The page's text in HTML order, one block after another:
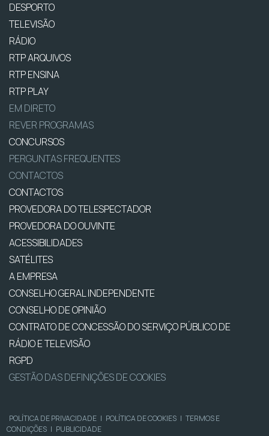
DESPORTO
TELEVISÃO
RÁDIO
RTP ARQUIVOS
RTP ENSINA
RTP PLAY
EM DIRETO
REVER PROGRAMAS
CONCURSOS
PERGUNTAS FREQUENTES
CONTACTOS
CONTACTOS
PROVEDORA DO TELESPECTADOR
PROVEDORA DO OUVINTE
ACESSIBILIDADES
SATÉLITES
A EMPRESA
CONSELHO GERAL INDEPENDENTE
CONSELHO DE OPINIÃO
CONTRATO DE CONCESSÃO DO SERVIÇO PÚBLICO DE
RÁDIO E TELEVISÃO
RGPD
GESTÃO DAS DEFINIÇÕES DE COOKIES
POLÍTICA DE PRIVACIDADE | POLÍTICA DE COOKIES | TERMOS E
CONDIÇÕES | PUBLICIDADE